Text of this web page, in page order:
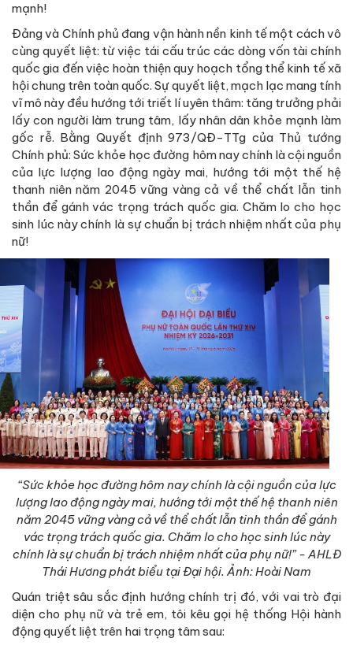
mạnh!
Đảng và Chính phủ đang vận hành nền kinh tế một cách vô
cùng quyết liệt: từ việc tái cấu trúc các dòng vốn tài chính
quốc gia đến việc hoàn thiện quy hoạch tổng thể kinh tế xã
hội chung trên toàn quốc. Sự quyết liệt, mạch lạc mang tính
vĩ mô này đều hướng tới triết lí uyên thâm: tăng trưởng phải
lấy con người làm trung tâm, lấy nhân dân khỏe mạnh làm
gốc rễ. Bằng Quyết định 973/QĐ-TTg của Thủ tướng
Chính phủ: Sức khỏe học đường hôm nay chính là cội nguồn
của lực lượng lao động ngày mai, hướng tới một thế hệ
thanh niên năm 2045 vững vàng cả về thể chất lẫn tinh
thần để gánh vác trọng trách quốc gia. Chăm lo cho học
sinh lúc này chính là sự chuẩn bị trách nhiệm nhất của phụ
nữ!
“Sức khỏe học đường hôm nay chính là cội nguồn của lực
lượng lao động ngày mai, hướng tới một thế hệ thanh niên
năm 2045 vững vàng cả về thể chất lẫn tinh thần để gánh
vác trọng trách quốc gia. Chăm lo cho học sinh lúc này
chính là sự chuẩn bị trách nhiệm nhất của phụ nữ!” - AHLĐ
Thái Hương phát biểu tại Đại hội. Ảnh: Hoài Nam
Quán triệt sâu sắc định hướng chính trị đó, với vai trò đại
diện cho phụ nữ và trẻ em, tôi kêu gọi hệ thống Hội hành
động quyết liệt trên hai trọng tâm sau: